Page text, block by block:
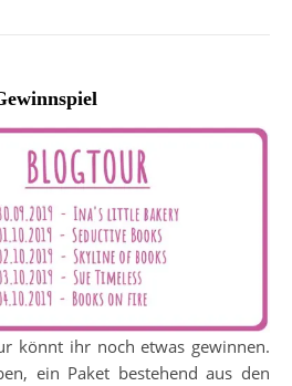
könnt ihr noch etwas gewinnen.
ein Paket bestehend aus den